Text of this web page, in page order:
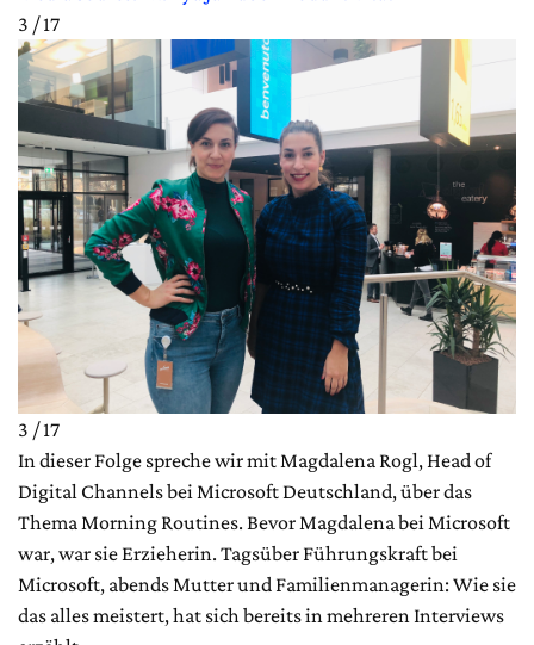
3 / 17
3 / 17
In dieser Folge spreche wir mit Magdalena Rogl, Head of
Digital Channels bei Microsoft Deutschland, über das
Thema Morning Routines. Bevor Magdalena bei Microsoft
war, war sie Erzieherin. Tagsüber Führungskraft bei
Microsoft, abends Mutter und Familienmanagerin: Wie sie
das alles meistert, hat sich bereits in mehreren Interviews